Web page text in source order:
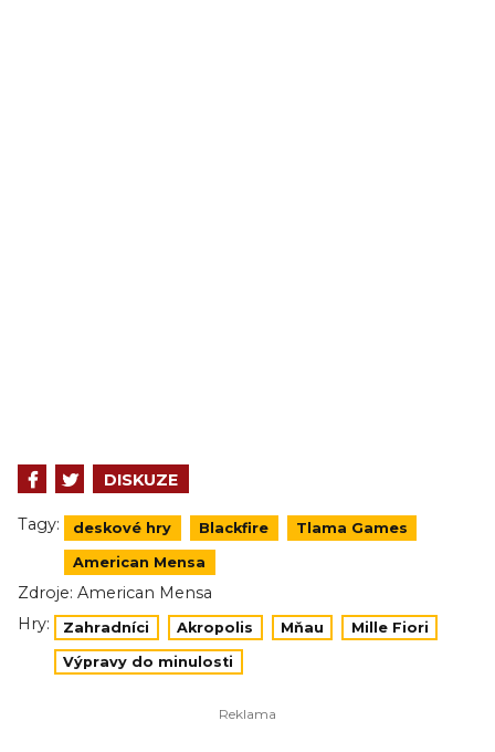
DISKUZE
Tagy: deskové hry Blackfire Tlama Games
American Mensa
Zdroje: American Mensa
Hry:
Zahradníci Akropolis Mňau Mille Fiori
Výpravy do minulosti